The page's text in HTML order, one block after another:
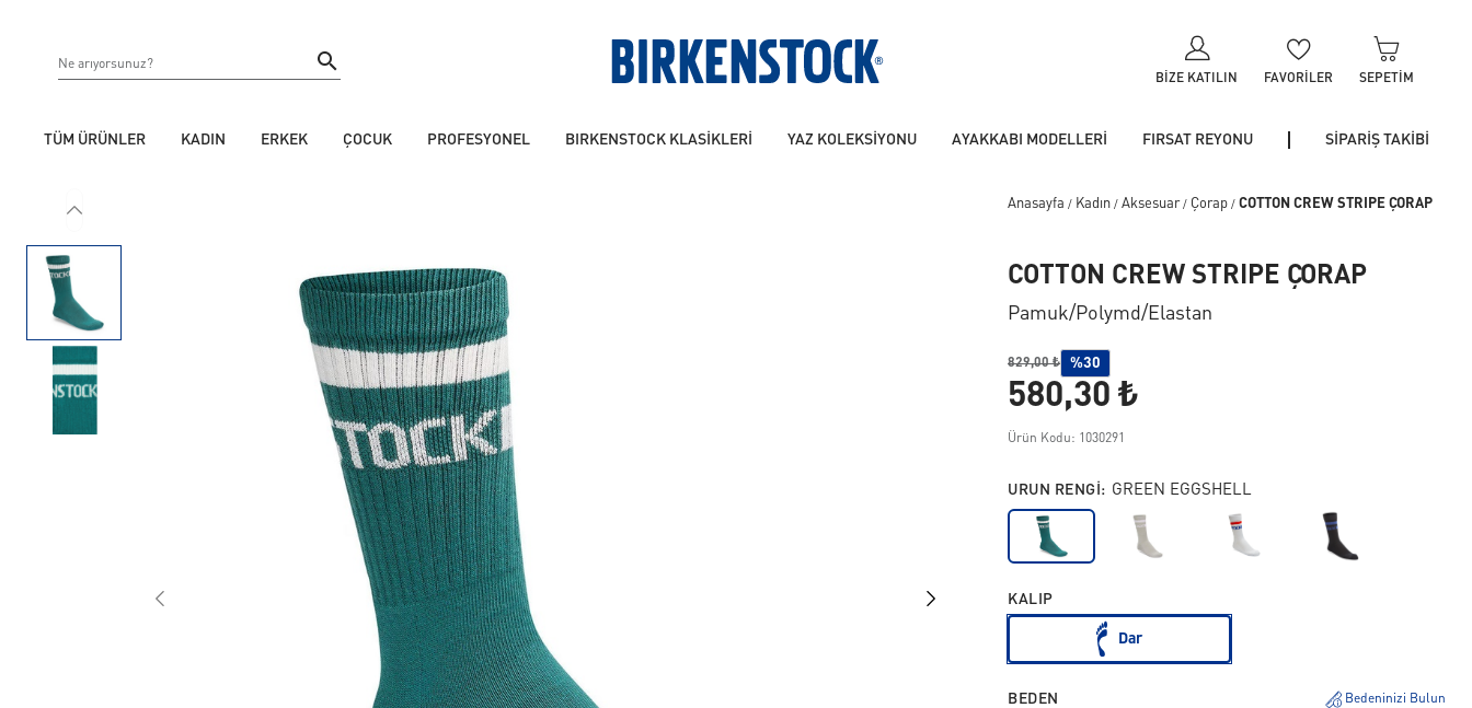
BIZE KATILIN FAVORILER SEPETIM
TÜM ÜRÜNLER KADIN ERKEK ÇOCUK PROFESYONEL BIRKENSTOCK KLASİKLERİ YAZ KOLEKSİYONU AYAKKABI MODELLERİ FIRSAT REYONU SİPARİŞ TAKİBİ
Anasayfa / Kadın / Aksesuar / Çorap / COTTON CREW STRIPE ÇORAP
COTTON CREW STRIPE ÇORAP
Pamuk/polymd/elastan
829,00 ₺ %30
580,30 ₺
Ürün Kodu: 1030291
URUN RENGI: GREEN EGGSHELL
KALIP
Dar
BEDEN Bedeninizi Bulun